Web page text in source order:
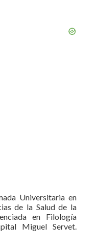
Universitaria en
de la Salud de la
en Filología
Miguel Servet.